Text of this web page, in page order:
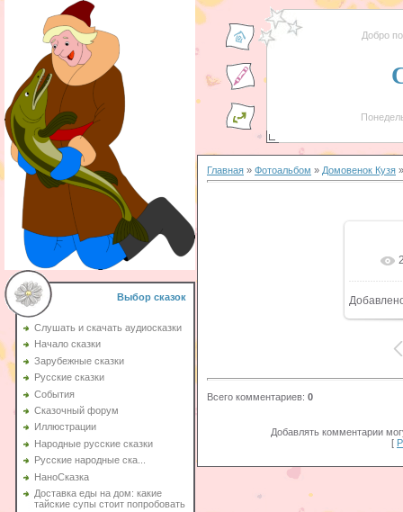
Выбор сказок
Слушать и скачать аудиосказки
Начало сказки
Зарубежные сказки
Русские сказки
События
Сказочный форум
Иллюстрации
Народные русские сказки
Русские народные ска...
НаноСказка
Доставка еды на дом: какие
тайские супы стоит попробовать
Добро
Главная » Фотоальбом » Домовенок Кузя
Всего комментариев: 0
Добавлять комментарии
[